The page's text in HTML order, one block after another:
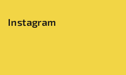
Instagram